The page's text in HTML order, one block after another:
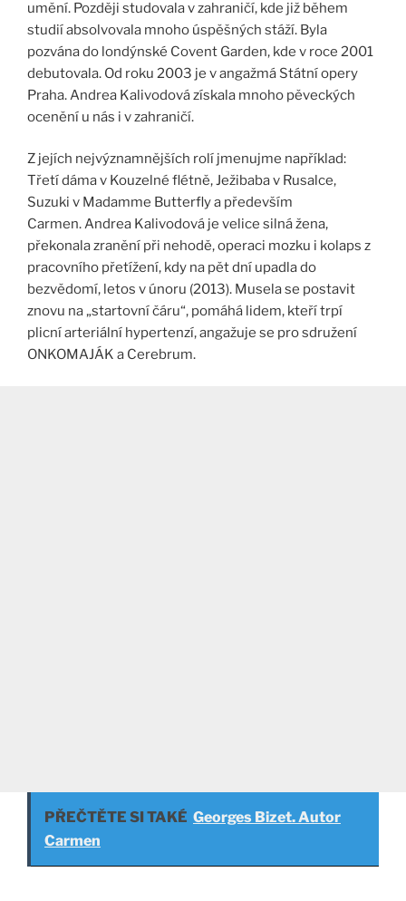
umění. Později studovala v zahraničí, kde již během
studií absolvovala mnoho úspěšných stáží. Byla
pozvána do londýnské Covent Garden, kde v roce 2001
debutovala. Od roku 2003 je v angažmá Státní opery
Praha. Andrea Kalivodová získala mnoho pěveckých
ocenění u nás i v zahraničí.
Z jejích nejvýznamnějších rolí jmenujme například:
Třetí dáma v Kouzelné flétně, Ježibaba v Rusalce,
Suzuki v Madamme Butterfly a především
Carmen. Andrea Kalivodová je velice silná žena,
překonala zranění při nehodě, operaci mozku i kolaps z
pracovního přetížení, kdy na pět dní upadla do
bezvědomí, letos v únoru (2013). Musela se postavit
znovu na „startovní čáru“, pomáhá lidem, kteří trpí
plicní arteriální hypertenzí, angažuje se pro sdružení
ONKOMAJÁK a Cerebrum.
PŘEČTĚTE SI TAKÉ Georges Bizet. Autor
Carmen